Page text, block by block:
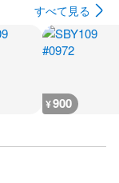
すべて見る
¥900